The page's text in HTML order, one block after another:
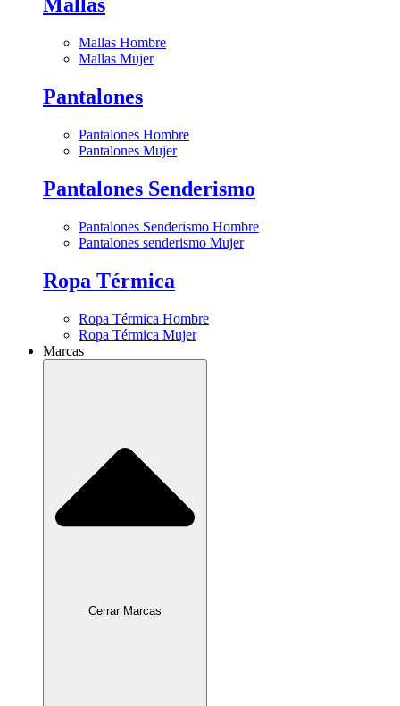
Mallas
Mallas Hombre
Mallas Mujer
Pantalones
Pantalones Hombre
Pantalones Mujer
Pantalones Senderismo
Pantalones Senderismo Hombre
Pantalones senderismo Mujer
Ropa Térmica
Ropa Térmica Hombre
Ropa Térmica Mujer
Marcas
Cerrar Marcas